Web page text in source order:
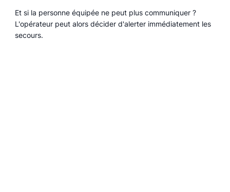
Et si la personne équipée ne peut plus communiquer ?
L'opérateur peut alors décider d'alerter immédiatement les
secours.